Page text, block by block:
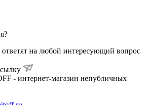
на любой интересующий вопрос
- интернет-магазин непубличных